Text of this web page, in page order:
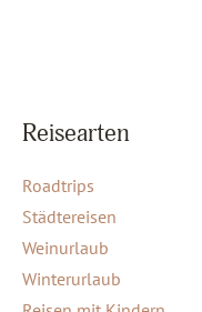
Reisearten
Roadtrips
Städtereisen
Weinurlaub
Winterurlaub